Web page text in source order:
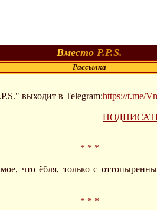
Вместо P.P.S.
Рассылка
выходит в Telegram:https://t.me/
* * *
что ёбля, только с
* * *